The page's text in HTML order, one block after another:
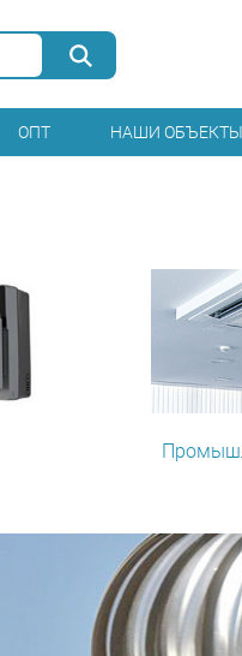
ОПТ НАШИ ОБЪЕКТЫ